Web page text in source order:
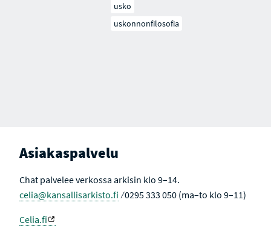
usko
uskonnonfilosofia
Asiakaspalvelu
Chat palvelee verkossa arkisin klo 9–14.
celia@kansallisarkisto.fi ⁄ 0295 333 050 (ma–to klo 9–11)
Celia.fi